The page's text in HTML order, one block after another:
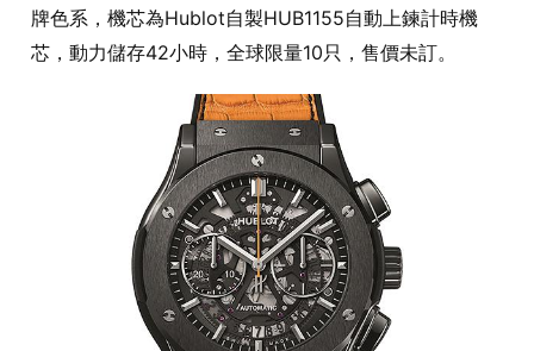
牌色系，機芯為Hublot自製HUB1155自動上鍊計時機
芯，動力儲存42小時，全球限量10只，售價未訂。